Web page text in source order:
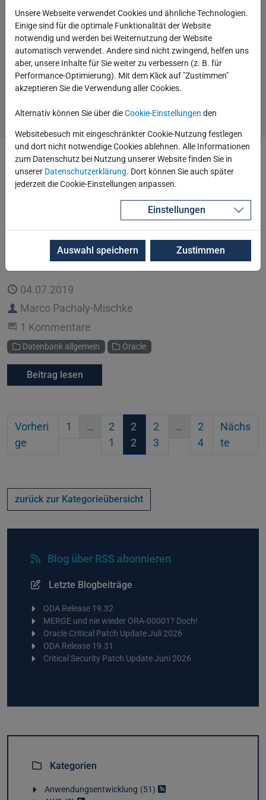
Autor
Robotron Technology Channel
Beginne eine Unterhaltung
0 Kommentare
Kategorien
Security Datenbank allgemein
Schlagwort
Critical Patch Update
Purge des ADR Homes kann fehlschlagen
Normalerweise werden die ADR Homes mittels
"adrci" und "purge" bereinigt. Doch das muss nicht
immer funktionieren. Gerade nach Updates oder
Upgrades empfiehlt sich ein genauerer Blick.
Veröffentlicht
04.07.2019
Autor
Marco Pachaly-Mischke
An der Unterhaltung teilnehmen
1 Kommentare
Kategorien
Datenbank allgemein Oracle
Beitrag lesen
Vorheri
ge
1 …
2
1
2
2
2
3
…
2
4
Nächs
te
zurück zur Kategorieübersicht
Blog über RSS abonnieren
Letzte Blogbeiträge
ODA Release 19.32
MERGE und nie wieder ORA-00001? Doch!
Oracle Critical Patch Update Juli 2026
ODA Release 19.31
Critical Security Patch Update Juni 2026
Kategorien
Anwendungsentwicklung 51
Unsere Webseite verwendet Cookies und ähnliche Technologien.
Einige sind für die optimale Funktionalität der Website
notwendig und werden bei Weiternutzung der Website
automatisch verwendet. Andere sind nicht zwingend, helfen uns
aber, unsere Inhalte für Sie weiter zu verbessern (z. B. für
Performance-Optimierung). Mit dem Klick auf "Zustimmen"
akzeptieren Sie die Verwendung aller Cookies.
Alternativ können Sie über dieCookie-Einstellungen den
Websitebesuch mit eingeschränkter Cookie-Nutzung festlegen
und dort nicht notwendige Cookies ablehnen. Alle Informationen
zum Datenschutz bei Nutzung unserer Website finden Sie in
unserer Datenschutzerklärung. Dort können Sie auch später
jederzeit die Cookie-Einstellungen anpassen.
Einstellungen
Auswahl speichern Zustimmen